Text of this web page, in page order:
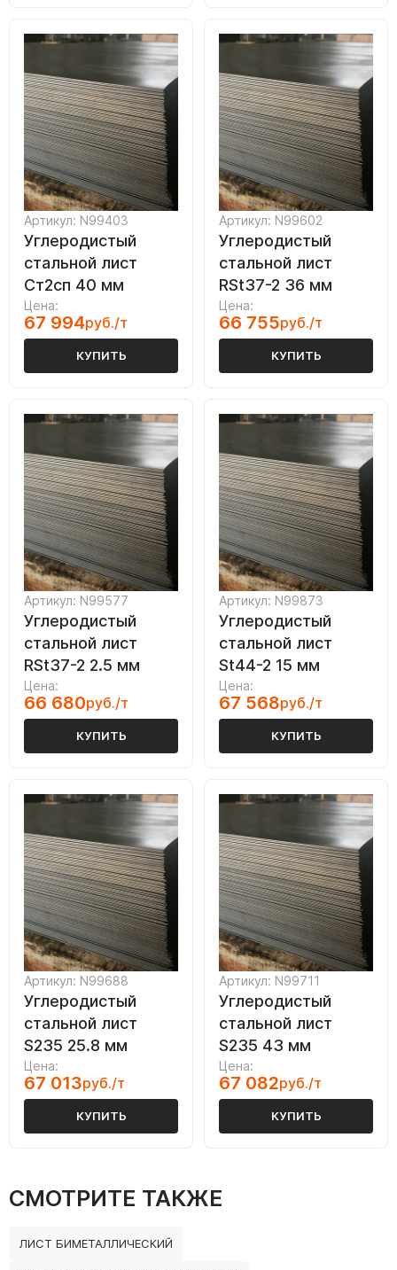
Артикул: N99403
Углеродистый
стальной лист
Ст2сп 40 мм
Цена:
67 994руб./т
КУПИТЬ
Артикул: N99602
Углеродистый
стальной лист
RSt37-2 36 мм
Цена:
66 755руб./т
КУПИТЬ
Артикул: N99577
Углеродистый
стальной лист
RSt37-2 2.5 мм
Цена:
66 680руб./т
КУПИТЬ
Артикул: N99873
Углеродистый
стальной лист
St44-2 15 мм
Цена:
67 568руб./т
КУПИТЬ
Артикул: N99688
Углеродистый
стальной лист
S235 25.8 мм
Цена:
67 013руб./т
КУПИТЬ
Артикул: N99711
Углеродистый
стальной лист
S235 43 мм
Цена:
67 082руб./т
КУПИТЬ
СМОТРИТЕ ТАКЖЕ
ЛИСТ БИМЕТАЛЛИЧЕСКИЙ